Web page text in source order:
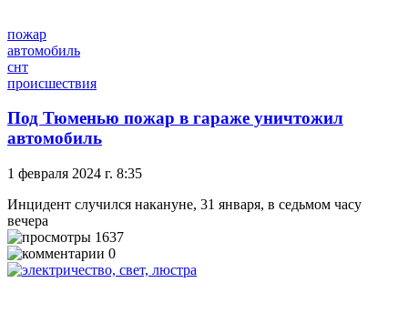
пожар
автомобиль
снт
происшествия
Под Тюменью пожар в гараже уничтожил
автомобиль
1 февраля 2024 г. 8:35
Инцидент случился накануне, 31 января, в седьмом часу
вечера
1637
0